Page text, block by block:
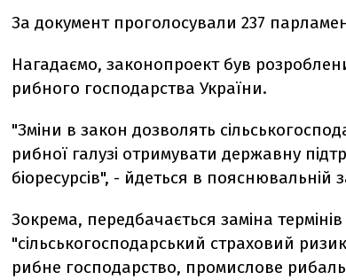
За документ проголосували 237
Нагадаємо, законопроект був
рибного господарства України.
"Зміни в закон дозволять
рибної галузі отримувати державну
біоресурсів", - йдеться в пояснювальній
Зокрема, передбачається заміна
"сільськогосподарський страховий
рибне господарство, промислове